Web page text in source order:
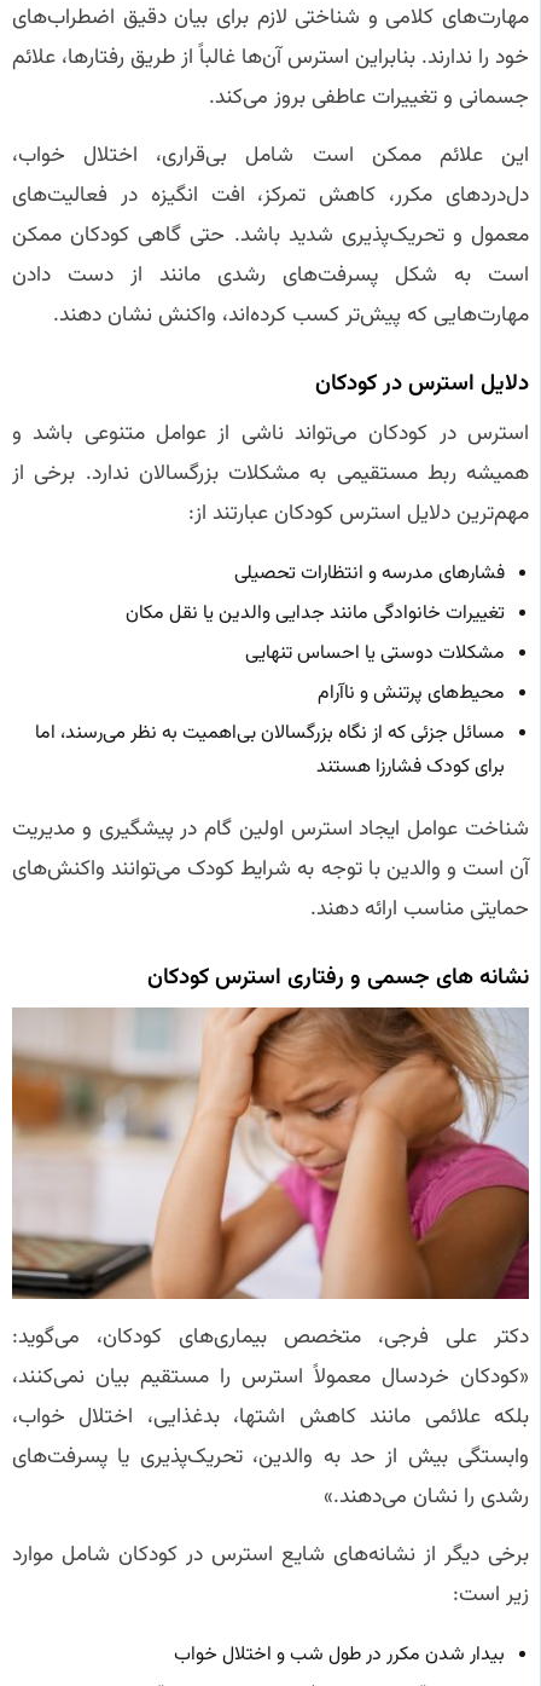
مهارت‌های کلامی و شناختی لازم برای بیان دقیق اضطراب‌های
خود را ندارند. بنابراین استرس آن‌ها غالباً از طریق رفتارها، علائم
جسمانی و تغییرات عاطفی بروز می‌کند.
این علائم ممکن است شامل بی‌قراری، اختلال خواب،
دل‌دردهای مکرر، کاهش تمرکز، افت انگیزه در فعالیت‌های
معمول و تحریک‌پذیری شدید باشد. حتی گاهی کودکان ممکن
است به شکل پسرفت‌های رشدی مانند از دست دادن
مهارت‌هایی که پیش‌تر کسب کرده‌اند، واکنش نشان دهند.
دلایل استرس در کودکان
استرس در کودکان می‌تواند ناشی از عوامل متنوعی باشد و
همیشه ربط مستقیمی به مشکلات بزرگسالان ندارد. برخی از
مهم‌ترین دلایل استرس کودکان عبارتند از:
فشارهای مدرسه و انتظارات تحصیلی
تغییرات خانوادگی مانند جدایی والدین یا نقل مکان
مشکلات دوستی یا احساس تنهایی
محیط‌های پرتنش و ناآرام
مسائل جزئی که از نگاه بزرگسالان بی‌اهمیت به نظر می‌رسند، اما
برای کودک فشارزا هستند
شناخت عوامل ایجاد استرس اولین گام در پیشگیری و مدیریت
آن است و والدین با توجه به شرایط کودک می‌توانند واکنش‌های
حمایتی مناسب ارائه دهند.
نشانه‌ های جسمی و رفتاری استرس کودکان
دکتر علی فرجی، متخصص بیماری‌های کودکان، می‌گوید:
«کودکان خردسال معمولاً استرس را مستقیم بیان نمی‌کنند،
بلکه علائمی مانند کاهش اشتها، بدغذایی، اختلال خواب،
وابستگی بیش از حد به والدین، تحریک‌پذیری یا پسرفت‌های
رشدی را نشان می‌دهند.»
برخی دیگر از نشانه‌های شایع استرس در کودکان شامل موارد
زیر است:
بیدار شدن مکرر در طول شب و اختلال خواب